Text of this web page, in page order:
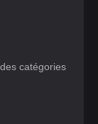
catégories